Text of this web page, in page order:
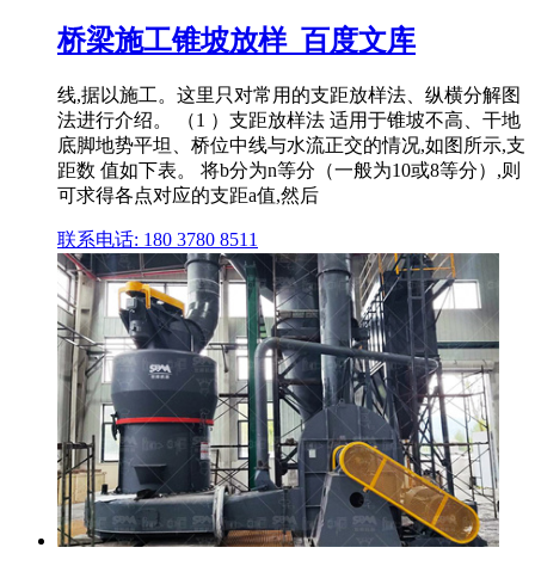
桥梁施工锥坡放样_百度文库
线,据以施工。这里只对常用的支距放样法、纵横分解图
法进行介绍。 （1 ）支距放样法 适用于锥坡不高、干地
底脚地势平坦、桥位中线与水流正交的情况,如图所示,支
距数 值如下表。 将b分为n等分（一般为10或8等分）,则
可求得各点对应的支距a值,然后
联系电话: 180 3780 8511